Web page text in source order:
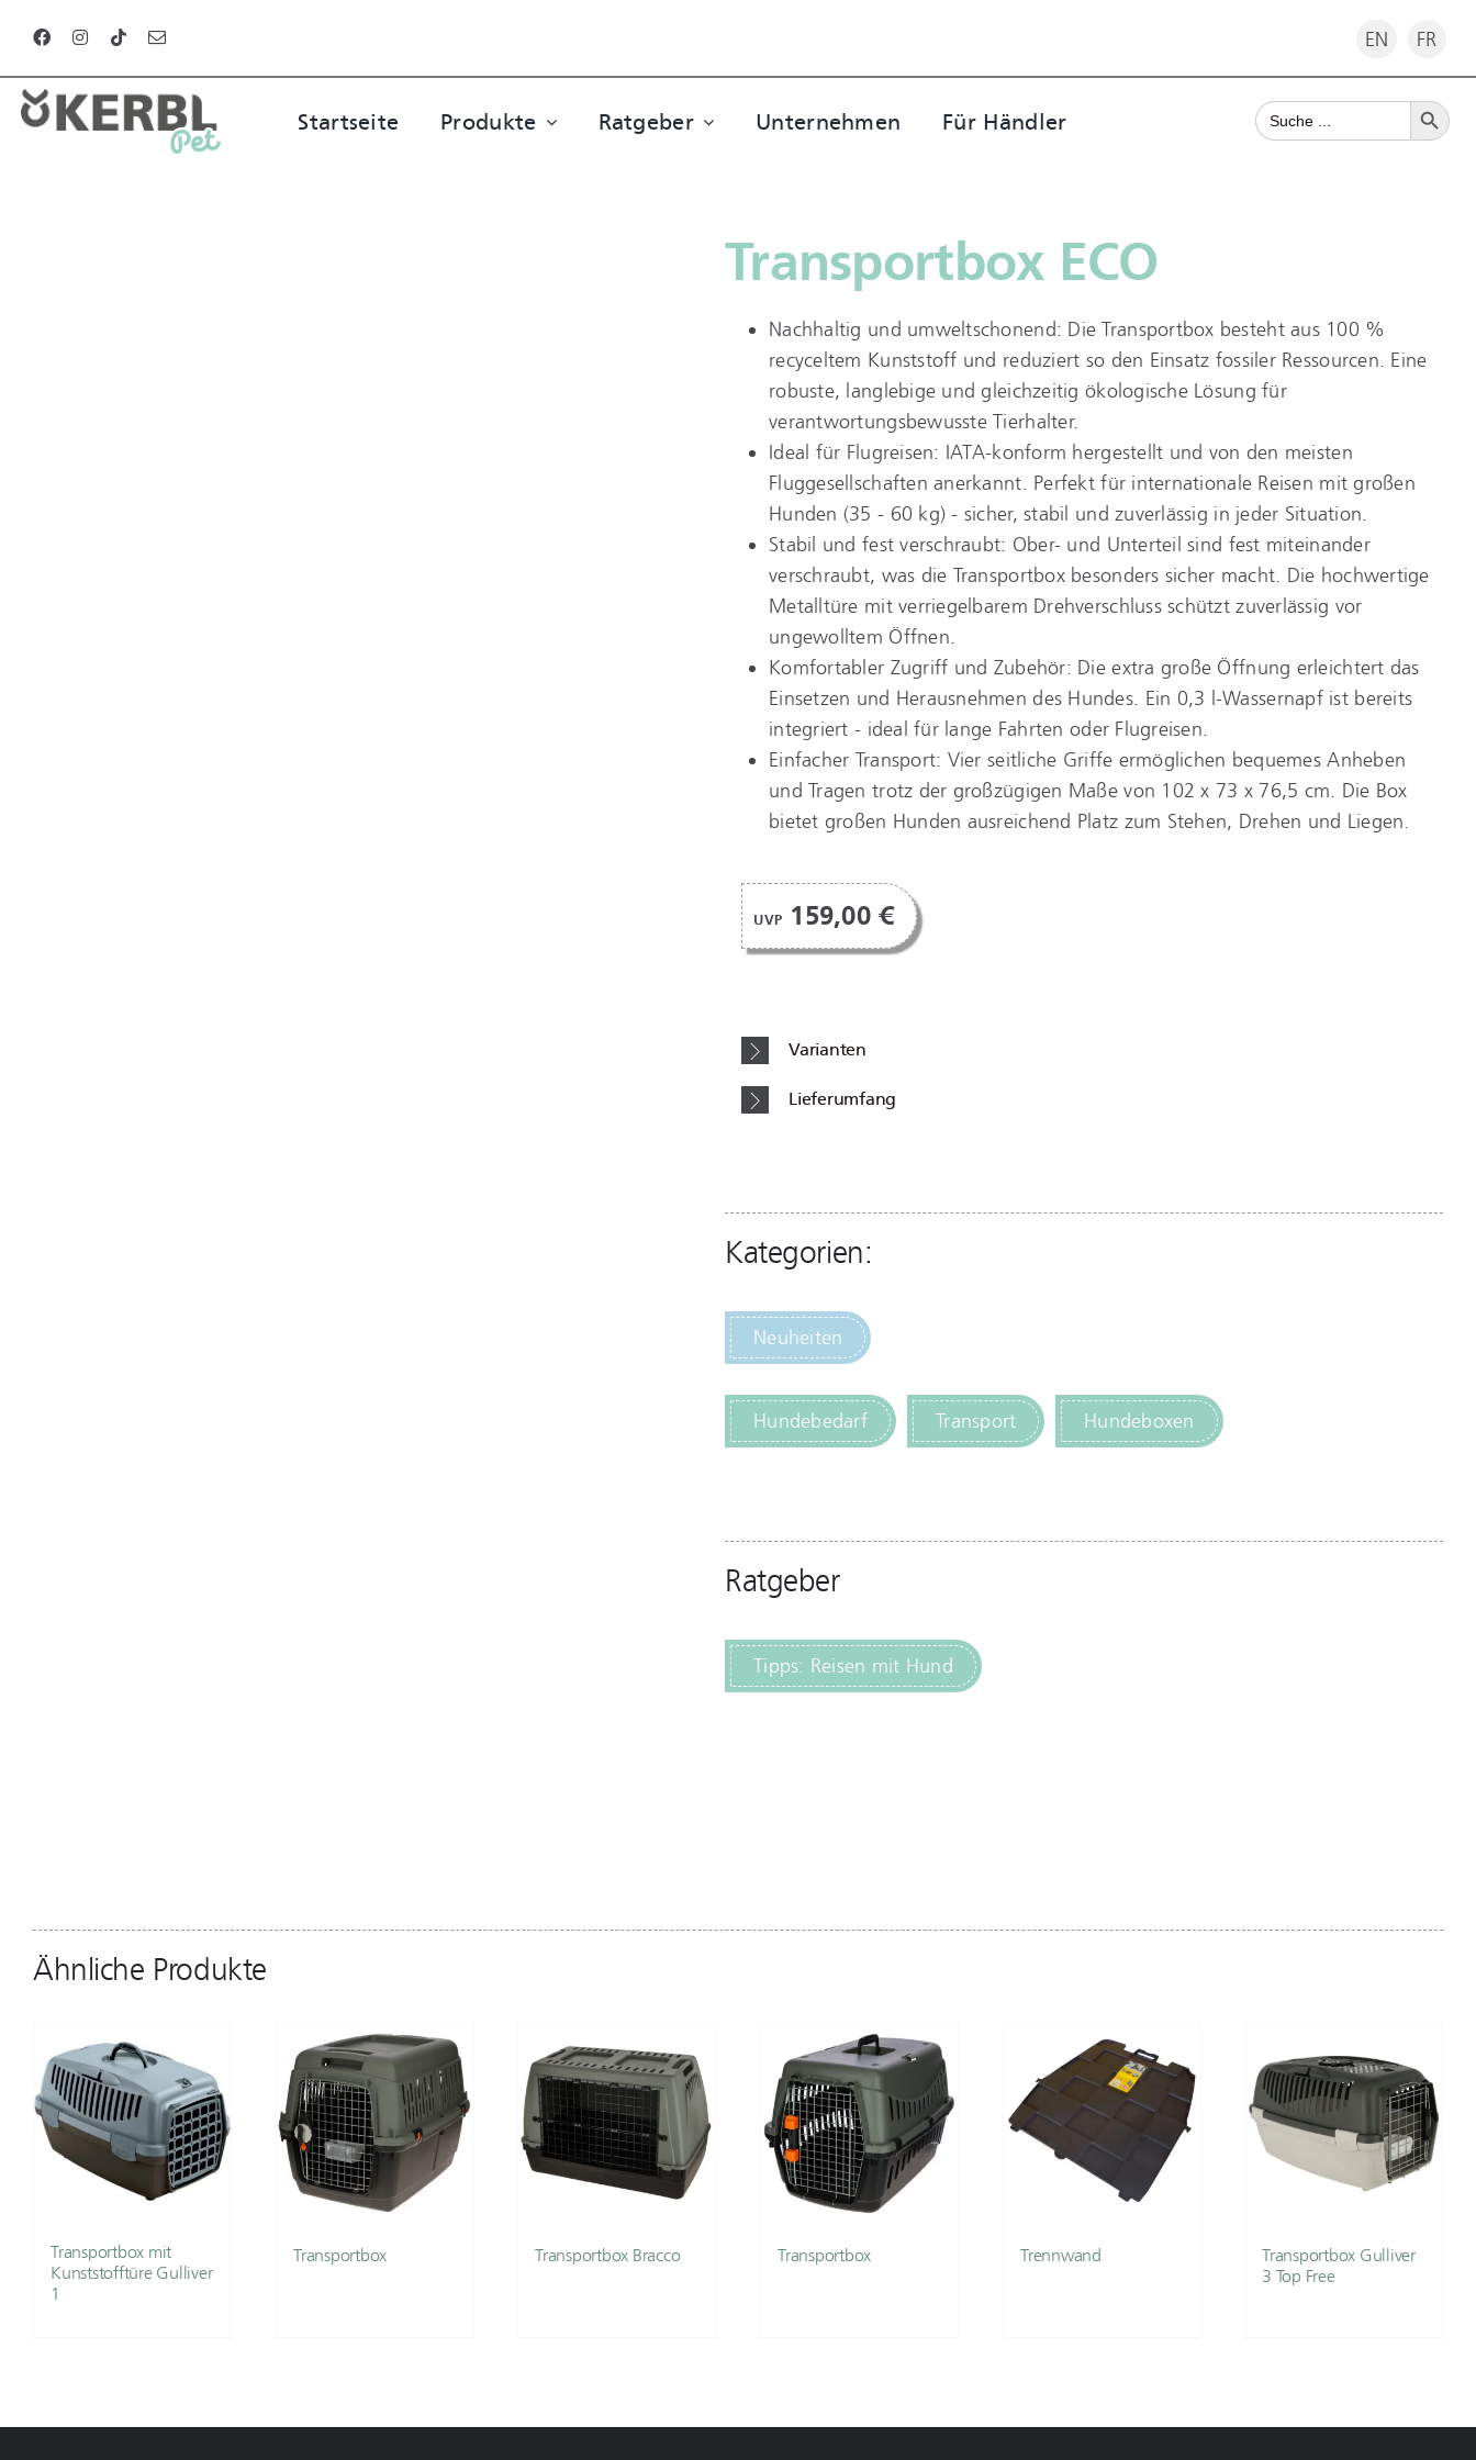
Inhalt
springen
EN FR
Startseite Produkte Ratgeber Unternehmen Für Händler
Search
for:
Search Button
Transportbox ECO
Nachhaltig und umweltschonend: Die Transportbox besteht aus 100 %
recyceltem Kunststoff und reduziert so den Einsatz fossiler Ressourcen. Eine
robuste, langlebige und gleichzeitig ökologische Lösung für
verantwortungsbewusste Tierhalter.
Ideal für Flugreisen: IATA-konform hergestellt und von den meisten
Fluggesellschaften anerkannt. Perfekt für internationale Reisen mit großen
Hunden (35 - 60 kg) - sicher, stabil und zuverlässig in jeder Situation.
Stabil und fest verschraubt: Ober- und Unterteil sind fest miteinander
verschraubt, was die Transportbox besonders sicher macht. Die hochwertige
Metalltüre mit verriegelbarem Drehverschluss schützt zuverlässig vor
ungewolltem Öffnen.
Komfortabler Zugriff und Zubehör: Die extra große Öffnung erleichtert das
Einsetzen und Herausnehmen des Hundes. Ein 0,3 l-Wassernapf ist bereits
integriert - ideal für lange Fahrten oder Flugreisen.
Einfacher Transport: Vier seitliche Griffe ermöglichen bequemes Anheben
und Tragen trotz der großzügigen Maße von 102 x 73 x 76,5 cm. Die Box
bietet großen Hunden ausreichend Platz zum Stehen, Drehen und Liegen.
UVP 159,00 €
Varianten
Lieferumfang
Kategorien:
Neuheiten
Hundebedarf Transport Hundeboxen
Ratgeber
Tipps: Reisen mit Hund
Ähnliche Produkte
Transportbox mit
Kunststofftüre Gulliver
1
Transportbox Transportbox Bracco Transportbox Trennwand
Transportbox Gulliver
3 Top Free